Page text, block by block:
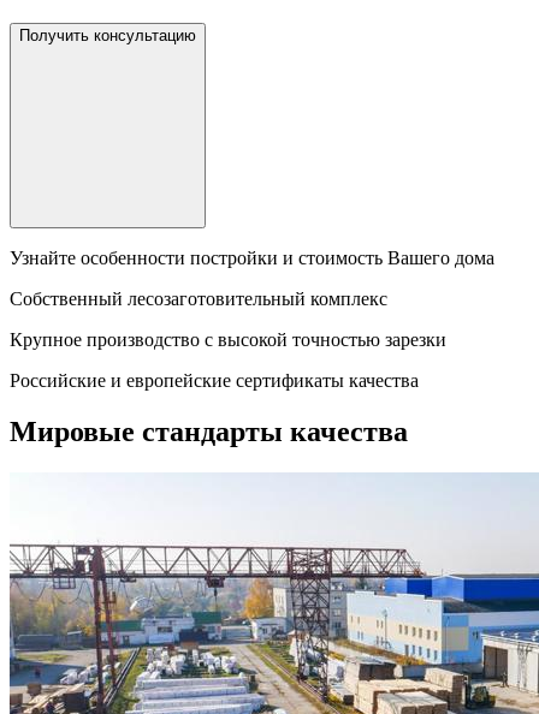
Получить консультацию
Узнайте особенности постройки и стоимость Вашего дома
Собственный лесозаготовительный комплекс
Крупное производство с высокой точностью зарезки
Российские и европейские сертификаты качества
Мировые стандарты качества